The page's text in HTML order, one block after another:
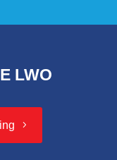
LWO